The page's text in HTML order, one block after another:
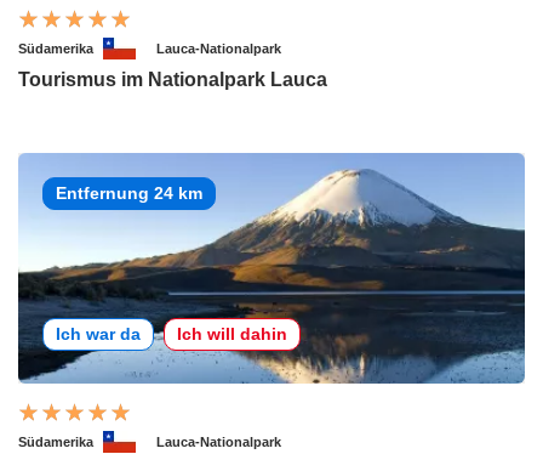
Südamerika Lauca-Nationalpark
Tourismus im Nationalpark Lauca
Entfernung 24 km
Ich war da Ich will dahin
Südamerika Lauca-Nationalpark